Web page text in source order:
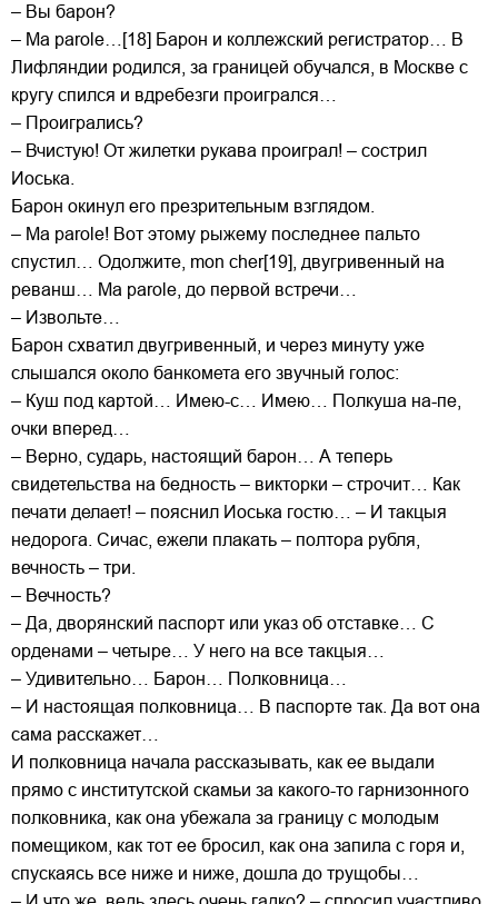
– Вы барон?
– Ma parole…[18] Барон и коллежский регистратор… В
Лифляндии родился, за границей обучался, в Москве с
кругу спился и вдребезги проигрался…
– Проигрались?
– Вчистую! От жилетки рукава проиграл! – сострил
Иоська.
Барон окинул его презрительным взглядом.
– Ma parole! Вот этому рыжему последнее пальто
спустил… Одолжите, mon cher[19], двугривенный на
реванш… Ma parole, до первой встречи…
– Извольте…
Барон схватил двугривенный, и через минуту уже
слышался около банкомета его звучный голос:
– Куш под картой… Имею-с… Имею… Полкуша на-пе,
очки вперед…
– Верно, сударь, настоящий барон… А теперь
свидетельства на бедность – викторки – строчит… Как
печати делает! – пояснил Иоська гостю… – И такцыя
недорога. Сичас, ежели плакать – полтора рубля,
вечность – три.
– Вечность?
– Да, дворянский паспорт или указ об отставке… С
орденами – четыре… У него на все такцыя…
– Удивительно… Барон… Полковница…
– И настоящая полковница… В паспорте так. Да вот она
сама расскажет…
И полковница начала рассказывать, как ее выдали
прямо с институтской скамьи за какого-то гарнизонного
полковника, как она убежала за границу с молодым
помещиком, как тот ее бросил, как она запила с горя и,
спускаясь все ниже и ниже, дошла до трущобы…